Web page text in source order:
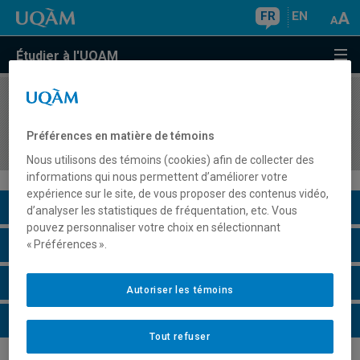
FR EN
Étudier à l'UQAM
COURS//
recherche
Description du cours
Horaire - Été 2026
Horaire - Automne 2026
Horaire - Hiver 2027
Préférences en matière de témoins
Nous utilisons des témoins (cookies) afin de collecter des
informations qui nous permettent d’améliorer votre
expérience sur le site, de vous proposer des contenus vidéo,
d’analyser les statistiques de fréquentation, etc. Vous
pouvez personnaliser votre choix en sélectionnant
« Préférences ».
Tout refuser
Autoriser les témoins